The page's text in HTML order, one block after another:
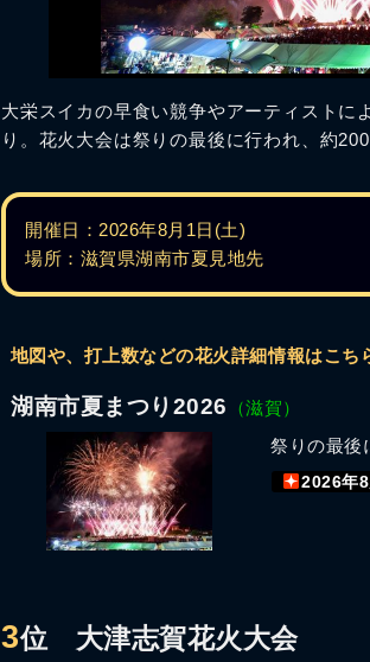
大栄スイカの早食い競争やアーティストに
り。花火大会は祭りの最後に行われ、約
開催日：2026年8月1日(土)
場所：滋賀県湖南市夏見地先
地図や、打上数などの花火詳細情報はこち
湖南市夏まつり2026
（滋賀）
祭りの最後
2026年
3位 大津志賀花火大会